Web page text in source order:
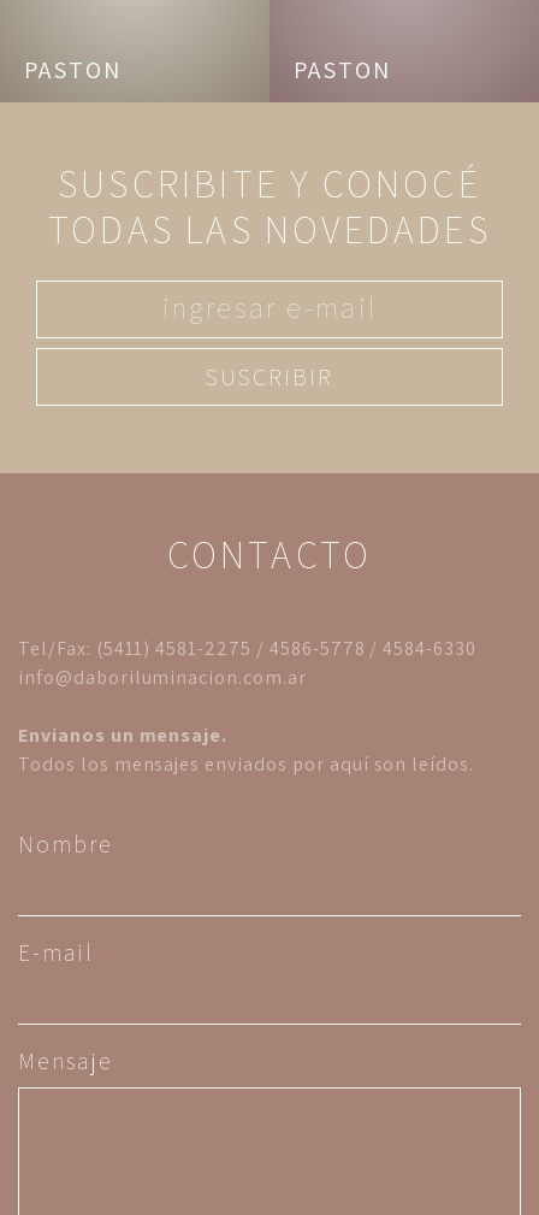
PASTON PASTON
SUSCRIBITE Y CONOCÉ
TODAS LAS NOVEDADES
SUSCRIBIR
CONTACTO
Tel/Fax: (5411) 4581-2275 / 4586-5778 / 4584-6330
info@daboriluminacion.com.ar
Envianos un mensaje.
Todos los mensajes enviados por aquí son leídos.
Nombre
E-mail
Mensaje